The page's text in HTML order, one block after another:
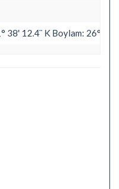
38' 12.4¨ K Boylam: 26° 36'